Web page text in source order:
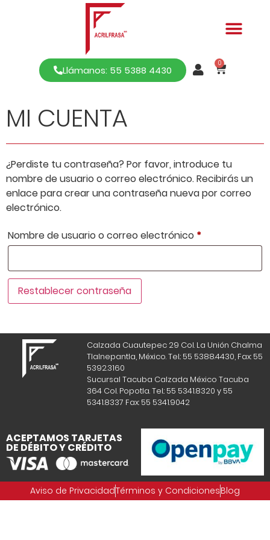
Llámanos: 55 5388 4430
0
MI CUENTA
¿Perdiste tu contraseña? Por favor, introduce tu
nombre de usuario o correo electrónico. Recibirás un
enlace para crear una contraseña nueva por correo
electrónico.
Nombre de usuario o correo electrónico *
Restablecer contraseña
Calzada Cuautepec 29 Col. La Unión Chalma
Tlalnepantla, México. Tel.: 55 5388.4430, Fax: 55
5392.3160
Sucursal Tacuba Calzada México Tacuba
364 Col. Popotla. Tel.: 55 5341.8320 y 55
5341.8337 Fax: 55 5341.9042
ACEPTAMOS TARJETAS
DE DÉBITO Y CRÉDITO
Aviso de PrivacidadTérminos y CondicionesBlog